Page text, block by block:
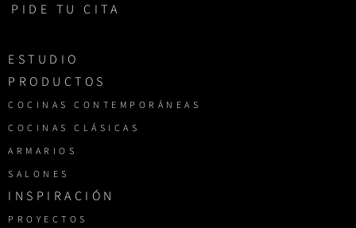
PIDE TU CITA
ESTUDIO
PRODUCTOS
COCINAS CONTEMPORÁNEAS
COCINAS CLÁSICAS
ARMARIOS
SALONES
INSPIRACIÓN
PROYECTOS